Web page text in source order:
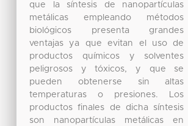
que la síntesis de nanopartículas
metálicas empleando métodos
biológicos presenta grandes
ventajas ya que evitan el uso de
productos químicos y solventes
peligrosos y tóxicos, y que se
pueden obtenerse sin altas
temperaturas o presiones. Los
productos finales de dicha síntesis
son nanopartículas metálicas en